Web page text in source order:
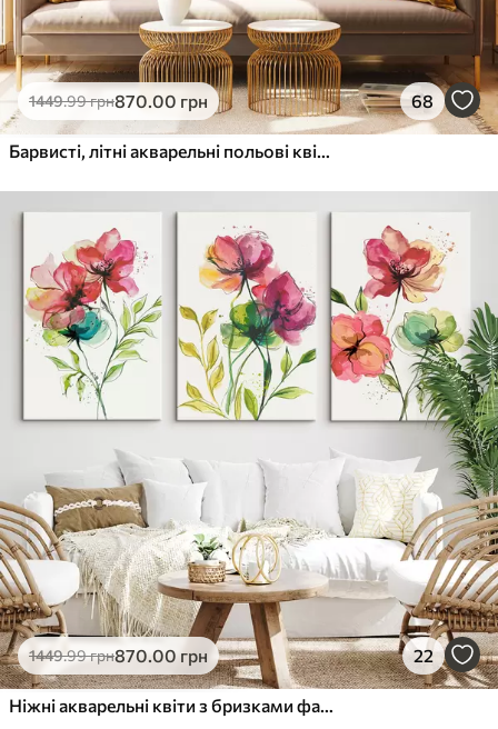
1449.99грн870.00 грн 68
Барвисті, літні акварельні польові квіти
1449.99грн870.00 грн 22
Ніжні акварельні квіти з бризками фарби